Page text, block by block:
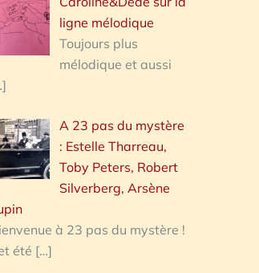
ligne mélodique
Toujours plus
mélodique et aussi
A 23 pas du mystère
: Estelle Tharreau,
Toby Peters, Robert
Silverberg, Arsène
à 23 pas du mystère !
été […]